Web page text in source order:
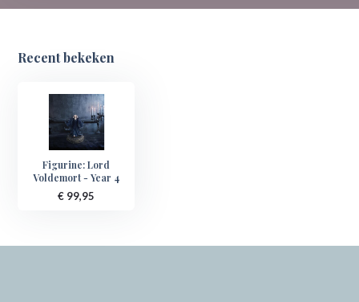
Recent bekeken
Figurine: Lord
Voldemort - Year 4
€ 99,95